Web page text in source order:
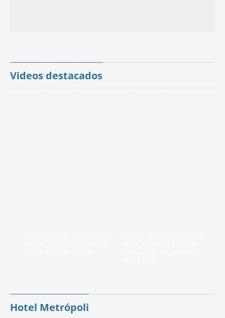
Videos destacados
Hotel Metrópoli